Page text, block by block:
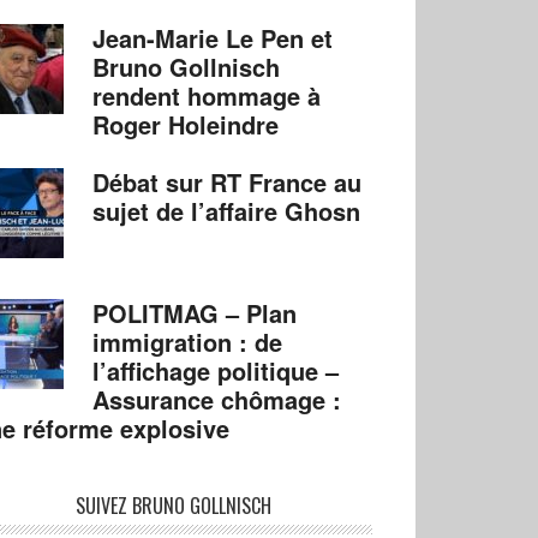
Jean-Marie Le Pen et
Bruno Gollnisch
rendent hommage à
Roger Holeindre
Débat sur RT France au
sujet de l’affaire Ghosn
POLITMAG – Plan
immigration : de
l’affichage politique –
Assurance chômage :
réforme explosive
SUIVEZ BRUNO GOLLNISCH